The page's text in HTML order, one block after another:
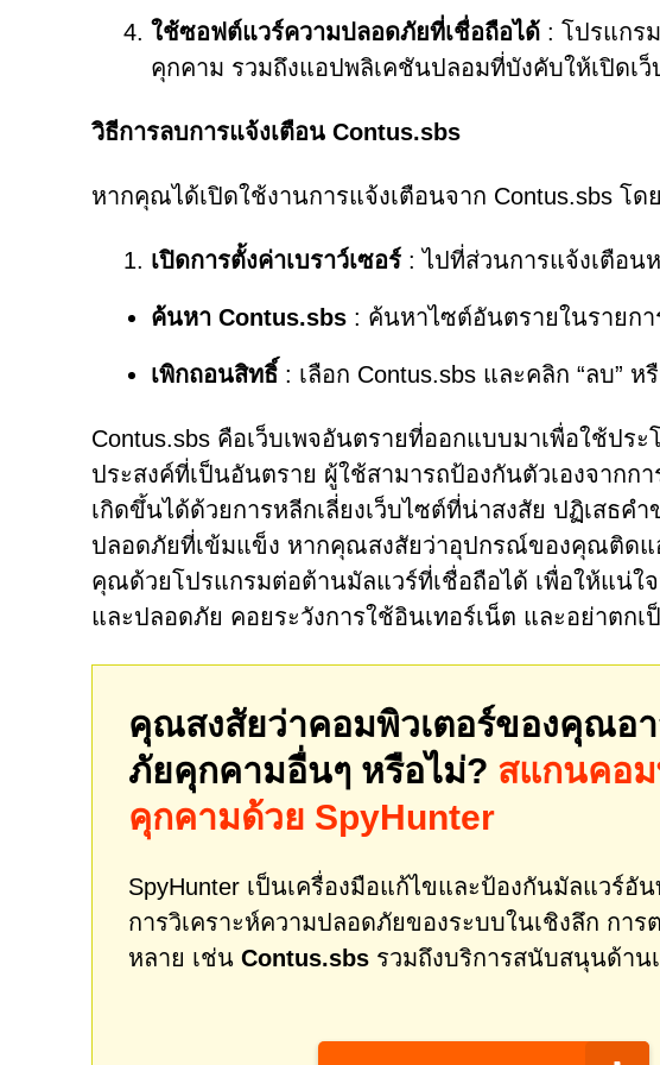
ใช้ซอฟต์แวร์ความปลอดภัยที่เชื่อถือได้ : โปรแกร
คุกคาม รวมถึงแอปพลิเคชันปลอมที่บังคับให้เปิดเ
วิธีการลบการแจ้งเตือน Contus.sbs
หากคุณได้เปิดใช้งานการแจ้งเตือนจาก Contus.sbs โ
เปิดการตั้งค่าเบราว์เซอร์ : ไปที่ส่วนการแจ้งเตือน
ค้นหา Contus.sbs : ค้นหาไซต์อันตรายในรายก
เพิกถอนสิทธิ์ : เลือก Contus.sbs และคลิก “ลบ” ห
Contus.sbs คือเว็บเพจอันตรายที่ออกแบบมาเพื่อใช้ปร
ประสงค์ที่เป็นอันตราย ผู้ใช้สามารถป้องกันตัวเองจากก
เกิดขึ้นได้ด้วยการหลีกเลี่ยงเว็บไซต์ที่น่าสงสัย ปฏิเสธค
ปลอดภัยที่เข้มแข็ง หากคุณสงสัยว่าอุปกรณ์ของคุณติด
คุณด้วยโปรแกรมต่อต้านมัลแวร์ที่เชื่อถือได้ เพื่อให้แน่ใ
และปลอดภัย คอยระวังการใช้อินเทอร์เน็ต และอย่าตกเ
คุณสงสัยว่าคอมพิวเตอร์ของคุณอ
ภัยคุกคามอื่นๆ หรือไม่? สแกนคอ
คุกคามด้วย SpyHunter
SpyHunter เป็นเครื่องมือแก้ไขและป้องกันมัลแวร์อั
การวิเคราะห์ความปลอดภัยของระบบในเชิงลึก กา
หลาย เช่น Contus.sbs รวมถึงบริการสนับสนุนด้า